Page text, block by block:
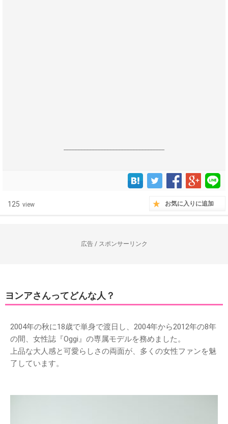
------------------------------------------------------------------
125 view お気に入りに追加
広告 / スポンサーリンク
ヨンアさんってどんな人？
2004年の秋に18歳で単身で渡日し、2004年から2012年の8年
の間、女性誌『Oggi』の専属モデルを務めました。
上品な大人感と可愛らしさの両面が、多くの女性ファンを魅
了しています。